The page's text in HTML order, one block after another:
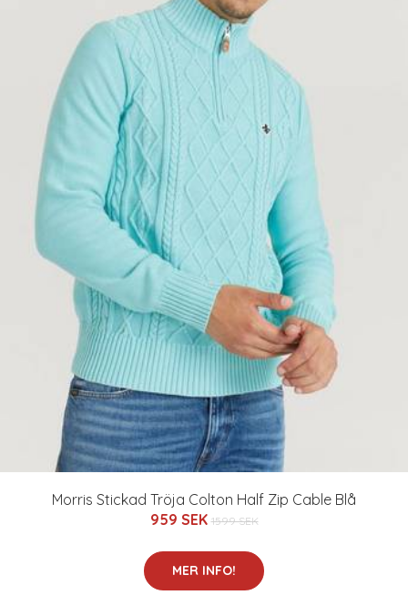
Morris Stickad Tröja Colton Half Zip Cable Blå
959 SEK 1599 SEK
MER INFO!